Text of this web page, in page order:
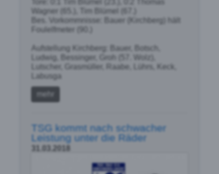
Wagner (65.), Tim Blümel (67.)
Bes. Vorkommnisse: Bauer (Kirchberg) hält
Foulelfmeter (90.)
Aufstellung Kirchberg: Bauer, Botsch,
Ludwig, Bessinger, Groh (57. Wolz),
Lutscher, Grasmüller, Raabe, Lührs, Keck,
Labusga
mehr
TSG kommt nach schwacher
Leistung unter die Räder